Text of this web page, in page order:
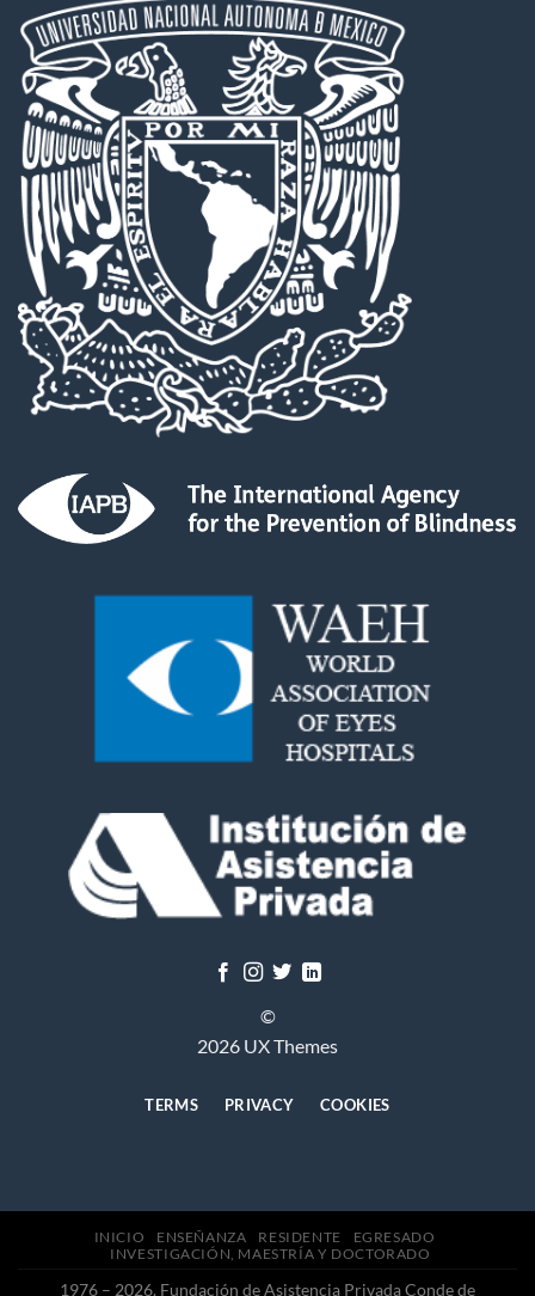
©
2026 UX Themes
TERMS PRIVACY COOKIES
INICIO ENSEÑANZA RESIDENTE
EGRESADO
INVESTIGACIÓN, MAESTRÍA Y DOCTORADO
1976 – 2026. Fundación de Asistencia Privada Conde de